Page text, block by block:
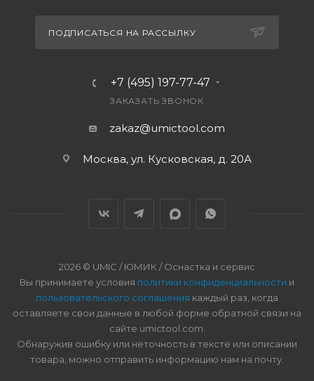
ПОДПИСАТЬСЯ НА РАССЫЛКУ
+7 (495) 197-77-47
ЗАКАЗАТЬ ЗВОНОК
zakaz@umictool.com
Москва, ул. Кусковская, д. 20А
2026 © UMIC / ЮМИК / Оснастка и сервис
Вы принимаете условия политики конфиденциальности и
пользовательского соглашения каждый раз, когда
оставляете свои данные в любой форме обратной связи на
сайте umictool.com.
Обнаружив ошибку или неточность в тексте или описании
товара, можно отправить информацию нам на почту.